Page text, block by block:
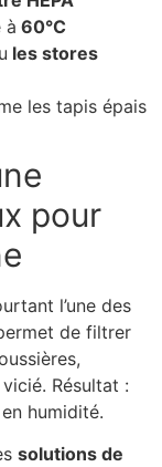
à 60°C
les stores
les tapis épais
pour
l’une des
de filtrer
Résultat :
humidité.
solutions de